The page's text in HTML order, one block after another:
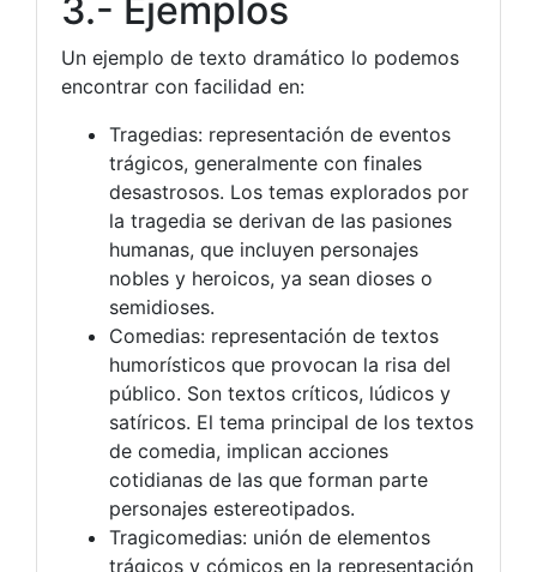
3.- Ejemplos
Un ejemplo de texto dramático lo podemos
encontrar con facilidad en:
Tragedias: representación de eventos
trágicos, generalmente con finales
desastrosos. Los temas explorados por
la tragedia se derivan de las pasiones
humanas, que incluyen personajes
nobles y heroicos, ya sean dioses o
semidioses.
Comedias: representación de textos
humorísticos que provocan la risa del
público. Son textos críticos, lúdicos y
satíricos. El tema principal de los textos
de comedia, implican acciones
cotidianas de las que forman parte
personajes estereotipados.
Tragicomedias: unión de elementos
trágicos y cómicos en la representación